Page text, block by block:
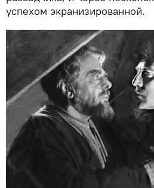
успехом экранизированной.